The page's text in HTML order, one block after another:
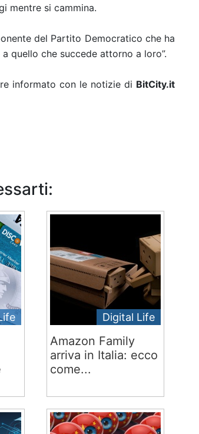
mentre si cammina.
del Partito Democratico che ha
quello che succede attorno a loro”.
informato con le notizie di BitCity.it
Digital Life
Amazon Family
arriva in Italia: ecco
come...